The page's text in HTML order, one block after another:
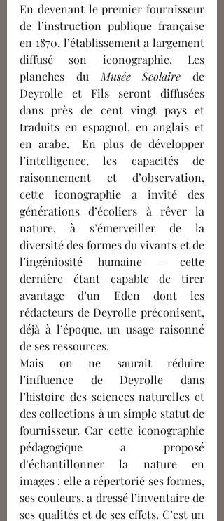
En devenant le premier fournisseur
de l’instruction publique française
en 1870, l’établissement a largement
diffusé son iconographie. Les
planches du Musée Scolaire de
Deyrolle et Fils seront diffusées
dans près de cent vingt pays et
traduits en espagnol, en anglais et
en arabe.  En plus de développer
l’intelligence, les capacités de
raisonnement et d’observation,
cette iconographie a invité des
générations d’écoliers à rêver la
nature, à s’émerveiller de la
diversité des formes du vivants et de
l’ingéniosité humaine – cette
dernière étant capable de tirer
avantage d’un Eden dont les
rédacteurs de Deyrolle préconisent,
déjà à l’époque, un usage raisonné
de ses ressources.
Mais on ne saurait réduire
l’influence de Deyrolle dans
l’histoire des sciences naturelles et
des collections à un simple statut de
fournisseur. Car cette iconographie
pédagogique a proposé
d’échantillonner la nature en
images : elle a répertorié ses formes,
ses couleurs, a dressé l’inventaire de
ses qualités et de ses effets. C’est un